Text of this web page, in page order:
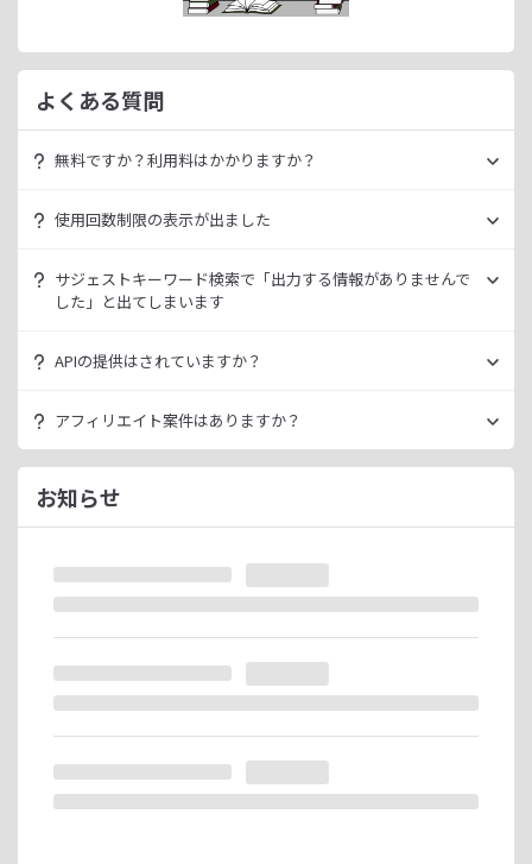
よくある質問
無料ですか？利用料はかかりますか？
いきなり課金されるようなことはございませんので、安心し
ただ、有料プランを利用することでよりニッチなキーワード
上させることができます。
使用回数制限の表示が出ました
ラッコID（メールアドレスのみ30秒登録）にご登録いただく
ことで制限が緩和されます。（※制限リセットは0時）
ご登録済みで制限に到達された場合は、有料プランのご利用
サジェストキーワード検索で「出力する情報がありませんで
した」と出てしまいます
ッコキーワードでも出力することができません。
サジェスト情報を出さない仕様になっております。
今後はサジェスト以外のキーワード取得手段も有料プランに
て提供してまいりますので、そちらにて対応できる見通しで
ございます。
APIの提供はされていますか？
詳細は ラッコキーワードAPIドキュメント
い。
アフィリエイト案件はありますか？
ラッコIDアフィリエイトにて、「ラッコキーワード」のアフ
ィリエイト案件をお取り扱いいたしております。
無料のユーザー登録、利用開始（初回ログイン）と有料プラ
※ラッコIDの重複登録と思われる場合は、成果が発生いたし
ません。
ラッコIDアフィリエイトは、「ユーザー情報」「銀行口座情
報」をご登録いただくことで即日ご利用開始いただけます。
お知らせ